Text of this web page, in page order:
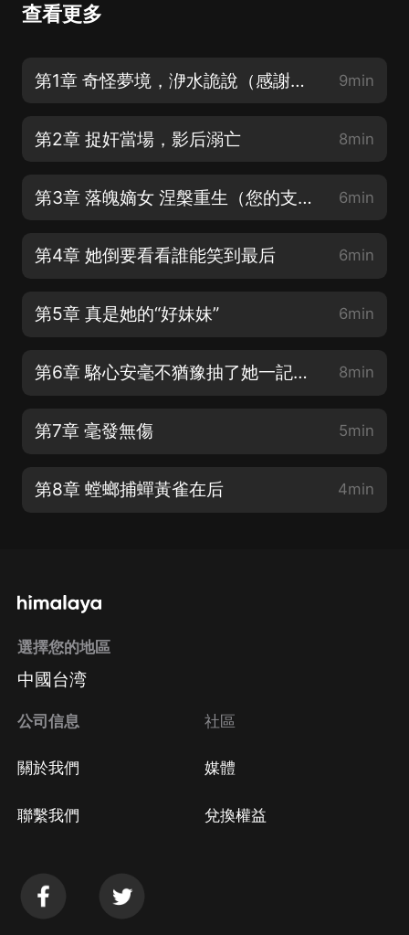
查看更多
第1章 奇怪夢境，洢水詭說（感謝您的關注和訂閱） 9min
第2章 捉奸當場，影后溺亡 8min
第3章 落魄嫡女 涅槃重生（您的支持是制作人最大的鼓勵） 6min
第4章 她倒要看看誰能笑到最后 6min
第5章 真是她的“好妹妹” 6min
第6章 駱心安毫不猶豫抽了她一記耳光 8min
第7章 毫發無傷 5min
第8章 螳螂捕蟬黃雀在后 4min
選擇您的地區
中國台湾
公司信息
關於我們
聯繫我們
社區
媒體
兌換權益